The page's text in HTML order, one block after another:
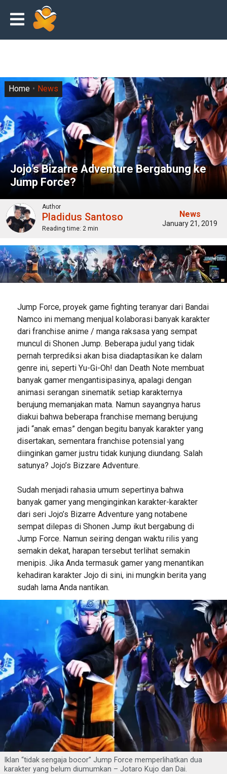
Jojo’s Bizarre Adventure Bergabung ke
Jump Force?
Home News
Author
Pladidus Santoso
Reading time: 2 min
News
January 21, 2019
Jump Force, proyek game fighting teranyar dari Bandai
Namco ini memang menjual kolaborasi banyak karakter
dari franchise anime / manga raksasa yang sempat
muncul di Shonen Jump. Beberapa judul yang tidak
pernah terprediksi akan bisa diadaptasikan ke dalam
genre ini, seperti Yu-Gi-Oh! dan Death Note membuat
banyak gamer mengantisipasinya, apalagi dengan
animasi serangan sinematik setiap karakternya
berujung memanjakan mata. Namun sayangnya harus
diakui bahwa beberapa franchise memang berujung
jadi “anak emas” dengan begitu banyak karakter yang
disertakan, sementara franchise potensial yang
diinginkan gamer justru tidak kunjung diundang. Salah
satunya? Jojo’s Bizzare Adventure.
Sudah menjadi rahasia umum sepertinya bahwa
banyak gamer yang menginginkan karakter-karakter
dari seri Jojo’s Bizarre Adventure yang notabene
sempat dilepas di Shonen Jump ikut bergabung di
Jump Force. Namun seiring dengan waktu rilis yang
semakin dekat, harapan tersebut terlihat semakin
menipis. Jika Anda termasuk gamer yang menantikan
kehadiran karakter Jojo di sini, ini mungkin berita yang
sudah lama Anda nantikan.
Iklan “tidak sengaja bocor” Jump Force memperlihatkan dua
karakter yang belum diumumkan – Jotaro Kujo dan Dai.